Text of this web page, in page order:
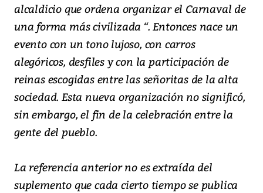
alcaldicio que ordena organizar el Carnaval de
una forma más civilizada “. Entonces nace un
evento con un tono lujoso, con carros
alegóricos, desfiles y con la participación de
reinas escogidas entre las señoritas de la alta
sociedad. Esta nueva organización no significó,
sin embargo, el fin de la celebración entre la
gente del pueblo.
La referencia anterior no es extraída del
suplemento que cada cierto tiempo se publica